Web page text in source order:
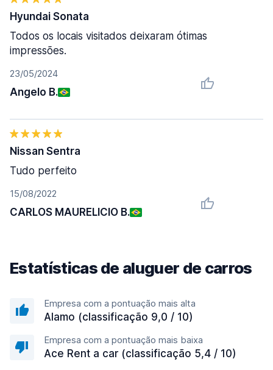
23/05/2024
Angelo B.
Hyundai Sonata
Todos os locais visitados deixaram ótimas
impressões.
15/08/2022
CARLOS MAURELICIO B.
Nissan Sentra
Tudo perfeito
Estatísticas de aluguer de carros
Empresa com a pontuação mais alta
Alamo (classificação 9,0 / 10)
Empresa com a pontuação mais baixa
Ace Rent a car (classificação 5,4 / 10)